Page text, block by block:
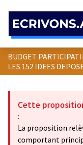
BUDGET
LES 152 IDEES
Cette
:
La proposition
comportant